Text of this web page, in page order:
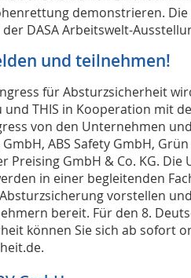
demonstrieren.
DASA Arbeitswelt-
und teilnehmen!
für Absturzsicherheit
und THIS in Kooperation mit
von den Unternehmen
ABS Safety GmbH,
Preising GmbH & Co. KG.
in einer begleitenden
vorstellen
bereit. Für den 8.
können Sie sich ab sofort